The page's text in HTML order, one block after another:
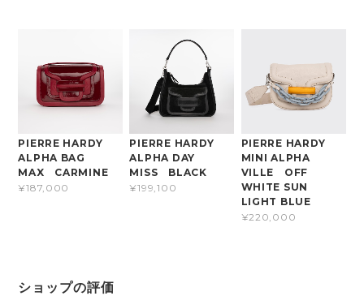
PIERRE HARDY
ALPHA BAG
MAX CARMINE
¥187,000
PIERRE HARDY
ALPHA DAY
MISS BLACK
¥199,100
PIERRE HARDY
MINI ALPHA
VILLE OFF
WHITE SUN
LIGHT BLUE
¥220,000
ショップの評価